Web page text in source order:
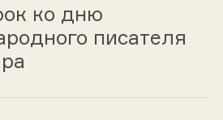
ко дню
писателя